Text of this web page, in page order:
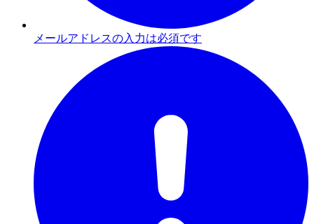
メールアドレスの入力は必須です